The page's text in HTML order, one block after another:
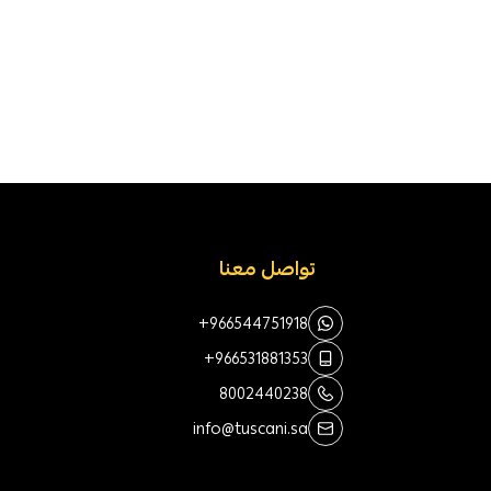
تواصل معنا
+966544751918
+966531881353
8002440238
info@tuscani.sa